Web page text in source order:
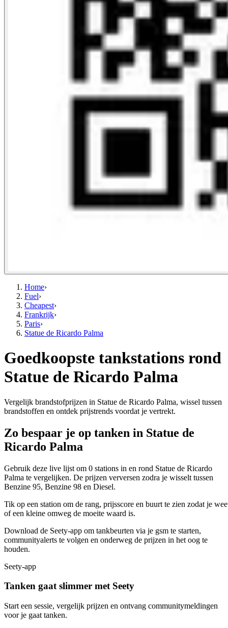
Home›
Fuel›
Cheapest›
Frankrijk›
Paris›
Statue de Ricardo Palma
Goedkoopste tankstations rond
Statue de Ricardo Palma
Vergelijk brandstofprijzen in Statue de Ricardo Palma, wissel tussen
brandstoffen en ontdek prijstrends voordat je vertrekt.
Zo bespaar je op tanken in Statue de
Ricardo Palma
Gebruik deze live lijst om 0 stations in en rond Statue de Ricardo
Palma te vergelijken. De prijzen verversen zodra je wisselt tussen
Benzine 95, Benzine 98 en Diesel.
Tik op een station om de rang, prijsscore en buurt te zien zodat je
of een kleine omweg de moeite waard is.
Download de Seety-app om tankbeurten via je gsm te starten,
communityalerts te volgen en onderweg de prijzen in het oog te
houden.
Seety-app
Tanken gaat slimmer met Seety
Start een sessie, vergelijk prijzen en ontvang communitymeldingen
voor je gaat tanken.